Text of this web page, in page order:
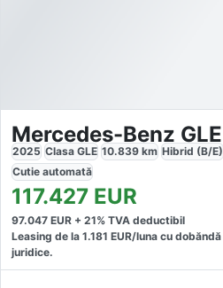
2025 Clasa GLE 10.839 km Hibrid (B/E)
Cutie automată
117.427 EUR
97.047 EUR + 21% TVA deductibil
Leasing de la 1.181 EUR/luna cu dobăndă
juridice.